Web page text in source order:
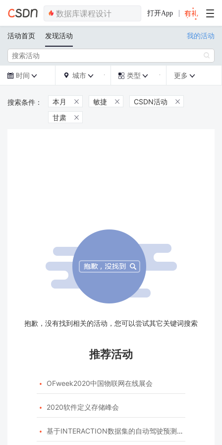
打开App
活动首页 发现活动 我的活动

 时间   城市   类型  更多 
本月  敏捷  CSDN活动 
甘肃 
抱歉，没有找到相关的活动，您可以尝试其它关键词搜索
推荐活动
 OFweek2020中国物联网在线展会
 2020软件定义存储峰会
 基于INTERACTION数据集的自动驾驶预测模型挑战赛